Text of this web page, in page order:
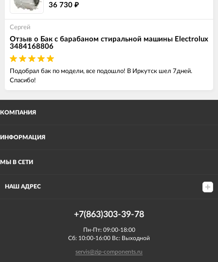
36 730 ₽
Сергей
Отзыв о Бак с барабаном стиральной машины Electrolux
3484168806
Подобрал бак по модели, все подошло! В Иркутск шел 7дней.
Спасибо!
КОМПАНИЯ
ИНФОРМАЦИЯ
МЫ В СЕТИ
НАШ АДРЕС
+7(863)303-39-78
Пн-Пт: 09:00-18:00
Сб: 10:00-16:00 Вс: Выходной
servis@zip-components.ru